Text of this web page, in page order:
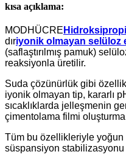
kısa açıklama:
MODHÜCRE
dıriyonik olmayan selüloz
(saflaştırılmış pamuk)
reaksiyonla üretilir.
Suda çözünürlük gibi
iyonik olmayan tip, kararlı
sıcaklıklarda jelleşmenin
çimentolama filmi
Tüm bu özellikleriyle yoğun
süspansiyon stabilizasyonu